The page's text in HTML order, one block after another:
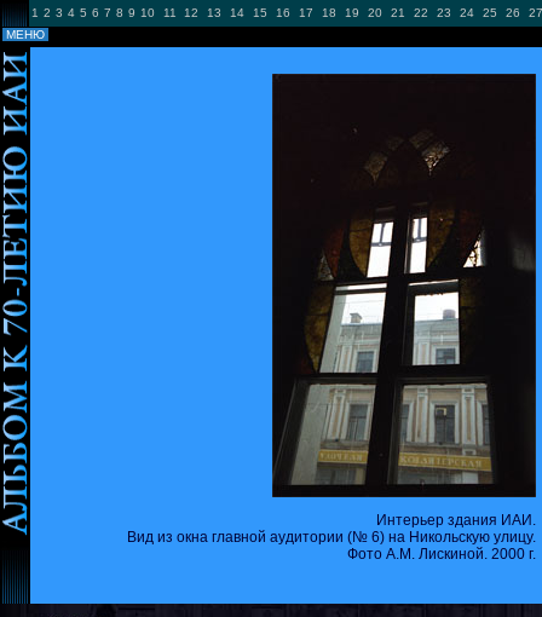
1 2 3 4 5 6 7 8 9 10 11 12 13 14 15 16 17 18 19 20 21 22 23 24 25 26 27
Интерьер здания ИАИ.
Вид из окна главной аудитории (№ 6) на Никольскую улицу.
Фото А.М. Лискиной. 2000 г.
МЕНЮ